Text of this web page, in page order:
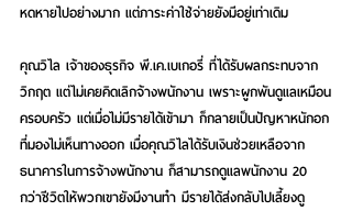
หดหายไปอย่างมาก แต่ภาระค่าใช้จ่ายยังมีอยู่เท่าเดิม
คุณวิไล เจ้าของธุรกิจ พี.เค.เบเกอรี่ ที่ได้รับผลกระทบจาก
วิกฤต แต่ไม่เคยคิดเลิกจ้างพนักงาน เพราะผูกพันดูแลเหมือน
ครอบครัว แต่เมื่อไม่มีรายได้เข้ามา ก็กลายเป็นปัญหาหนักอก
ที่มองไม่เห็นทางออก เมื่อคุณวิไลได้รับเงินช่วยเหลือจาก
ธนาคารในการจ้างพนักงาน ก็สามารถดูแลพนักงาน 20
กว่าชีวิตให้พวกเขายังมีงานทำ มีรายได้ส่งกลับไปเลี้ยงดู